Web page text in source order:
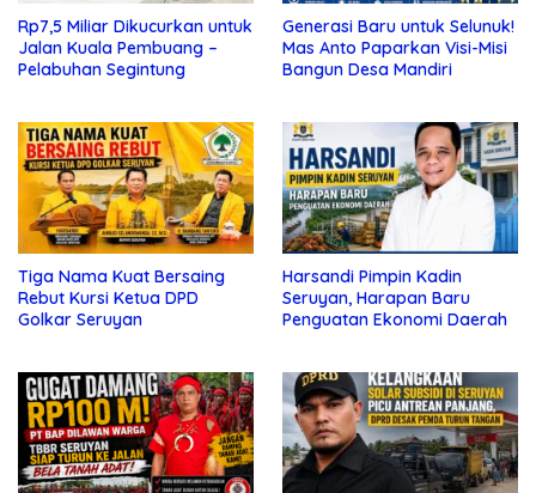
Rp7,5 Miliar Dikucurkan untuk
Jalan Kuala Pembuang –
Pelabuhan Segintung
Generasi Baru untuk Selunuk!
Mas Anto Paparkan Visi-Misi
Bangun Desa Mandiri
Tiga Nama Kuat Bersaing
Rebut Kursi Ketua DPD
Golkar Seruyan
Harsandi Pimpin Kadin
Seruyan, Harapan Baru
Penguatan Ekonomi Daerah